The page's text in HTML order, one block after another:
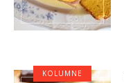
KOLUMNE